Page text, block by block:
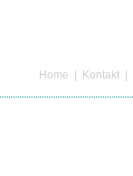
Home | Kontakt |